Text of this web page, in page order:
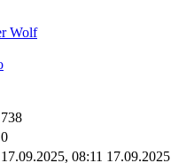
738
0
17.09.2025, 08:11 17.09.2025